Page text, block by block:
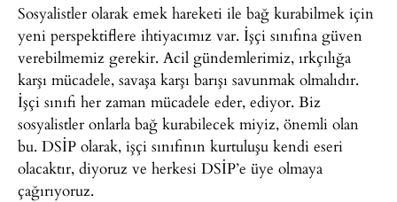
Sosyalistler olarak emek hareketi ile bağ kurabilmek için
yeni perspektiflere ihtiyacımız var. İşçi sınıfına güven
verebilmemiz gerekir. Acil gündemlerimiz, ırkçılığa
karşı mücadele, savaşa karşı barışı savunmak olmalıdır.
İşçi sınıfı her zaman mücadele eder, ediyor. Biz
sosyalistler onlarla bağ kurabilecek miyiz, önemli olan
bu. DSİP olarak, işçi sınıfının kurtuluşu kendi eseri
olacaktır, diyoruz ve herkesi DSİP’e üye olmaya
çağırıyoruz.